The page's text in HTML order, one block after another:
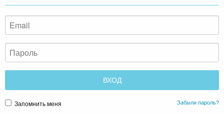
Запомнить меня Забыли пароль?